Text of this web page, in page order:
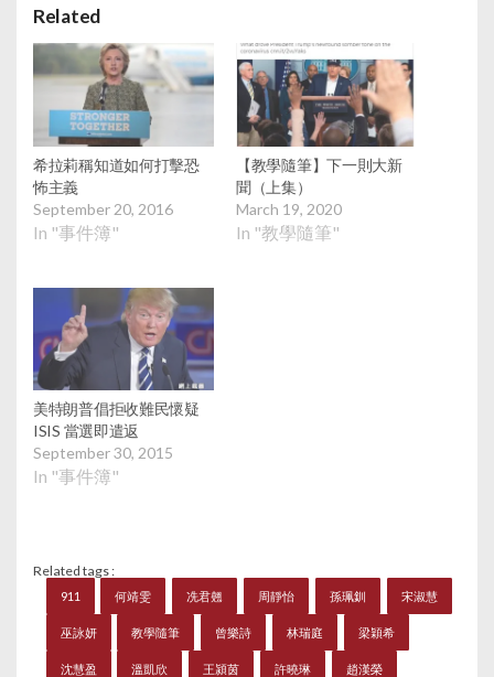
Related
希拉莉稱知道如何打擊恐
怖主義
September 20, 2016
In "事件簿"
【教學隨筆】下一則大新
聞（上集）
March 19, 2020
In "教學隨筆"
美特朗普倡拒收難民懷疑
ISIS 當選即遣返
September 30, 2015
In "事件簿"
Related tags :
911 何靖雯 冼君翹 周靜怡 孫珮釧 宋淑慧
巫詠妍 教學隨筆 曾樂詩 林瑞庭 梁穎希
沈慧盈 溫凱欣 王潁茵 許曉琳 趙漢榮